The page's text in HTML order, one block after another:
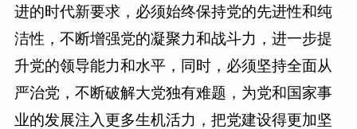
进的时代新要求，必须始终保持党的先进性和纯
洁性，不断增强党的凝聚力和战斗力，进一步提
升党的领导能力和水平，同时，必须坚持全面从
严治党，不断破解大党独有难题，为党和国家事
业的发展注入更多生机活力，把党建设得更加坚